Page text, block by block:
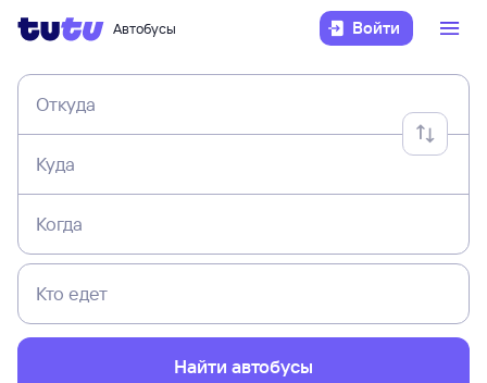
Автобусы Войти
Откуда
Куда
Когда
Кто едет
Найти автобусы